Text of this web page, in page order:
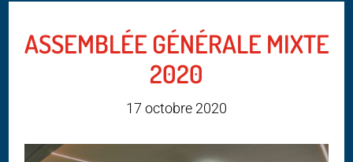
ASSEMBLÉE GÉNÉRALE MIXTE
2020
17 octobre 2020